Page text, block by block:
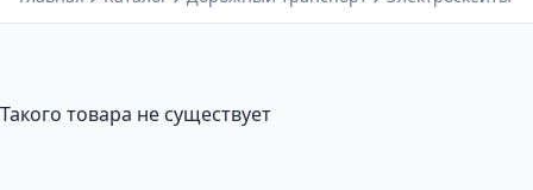
Такого товара не существует